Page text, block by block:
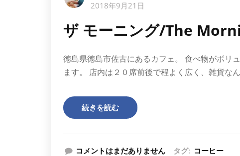
2018年9月21日
ザ モーニング/The
徳島県徳島市佐古にあるカフェ。 食べ物がボリ
ます。 店内は２０席前後で程よく広く、雑貨な
続きを読む
コメントはまだありません タグ: コーヒー